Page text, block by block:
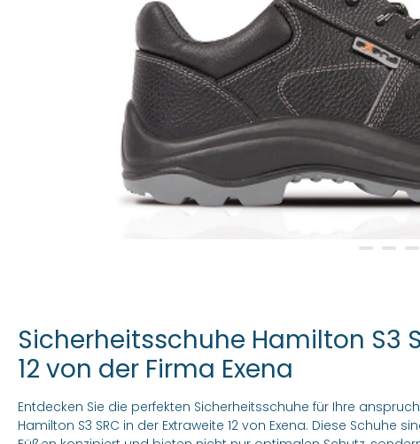
Sicherheitsschuhe Hamilton S3
12 von der Firma Exena
Entdecken Sie die perfekten Sicherheitsschuhe für Ihre
Hamilton S3 SRC in der Extraweite 12 von Exena. Diese Schuhe